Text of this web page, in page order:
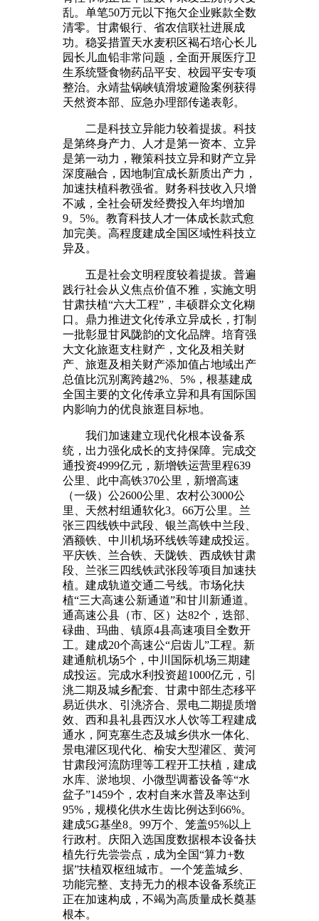
乱。单笔50万元以下拖欠企业账款全数
清零。甘肃银行、省农信联社进展成
功。稳妥措置天水麦积区褐石培心长儿
园长儿血铅非常问题，全面开展医疗卫
生系统暨食物药品平安、校园平安专项
整治。永靖盐锅峡镇滑坡避险案例获得
天然资本部、应急办理部传递表彰。
二是科技立异能力较着提拔。科技
是第终身产力、人才是第一资本、立异
是第一动力，鞭策科技立异和财产立异
深度融合，因地制宜成长新质出产力，
加速扶植科教强省。财务科技收入只增
不减，全社会研发经费投入年均增加
9。5%。教育科技人才一体成长款式愈
加完美。高程度建成全国区域性科技立
异及。
五是社会文明程度较着提拔。普遍
践行社会从义焦点价值不雅，实施文明
甘肃扶植“六大工程”，丰硕群众文化糊
口。鼎力推进文化传承立异成长，打制
一批彰显甘风陇韵的文化品牌。培育强
大文化旅逛支柱财产，文化及相关财
产、旅逛及相关财产添加值占地域出产
总值比沉别离跨越2%、5%，根基建成
全国主要的文化传承立异和具有国际国
内影响力的优良旅逛目标地。
我们加速建立现代化根本设备系
统，出力强化成长的支持保障。完成交
通投资4999亿元，新增铁运营里程639
公里、此中高铁370公里，新增高速
（一级）公2600公里、农村公3000公
里、天然村组通软化3。66万公里。兰
张三四线铁中武段、银兰高铁中兰段、
酒额铁、中川机场环线铁等建成投运。
平庆铁、兰合铁、天陇铁、西成铁甘肃
段、兰张三四线铁武张段等项目加速扶
植。建成轨道交通二号线。市场化扶
植“三大高速公新通道”和甘川新通道。
通高速公县（市、区）达82个，迭部、
碌曲、玛曲、镇原4县高速项目全数开
工。建成20个高速公“启齿儿”工程。新
建通航机场5个，中川国际机场三期建
成投运。完成水利投资超1000亿元，引
洮二期及城乡配套、甘肃中部生态移平
易近供水、引洮济合、景电二期提质增
效、西和县礼县西汉水人饮等工程建成
通水，阿克塞生态及城乡供水一体化、
景电灌区现代化、榆安大型灌区、黄河
甘肃段河流防理等工程开工扶植，建成
水库、淤地坝、小微型调蓄设备等“水
盆子”1459个，农村自来水普及率达到
95%，规模化供水生齿比例达到66%。
建成5G基坐8。99万个、笼盖95%以上
行政村。庆阳入选国度数据根本设备扶
植先行先尝尝点，成为全国“算力+数
据”扶植双枢纽城市。一个笼盖城乡、
功能完整、支持无力的根本设备系统正
正在加速构成，不竭为高质量成长奠基
根本。